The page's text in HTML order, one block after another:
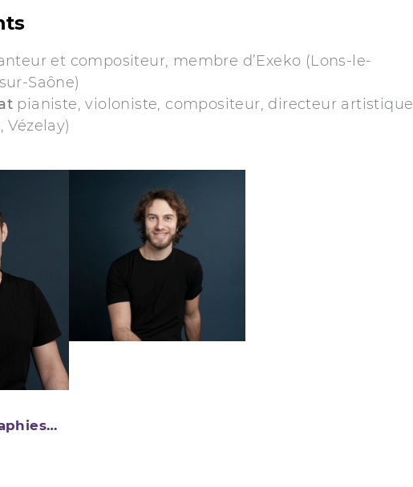
et compositeur, membre d’Exeko (Lons-le-
Saône)
pianiste, violoniste, compositeur, directeur artistique
Vézelay)